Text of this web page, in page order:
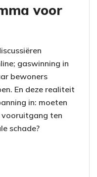
voor
gaswinning in
bewoners
En deze realiteit
in: moeten
vooruitgang ten
schade?